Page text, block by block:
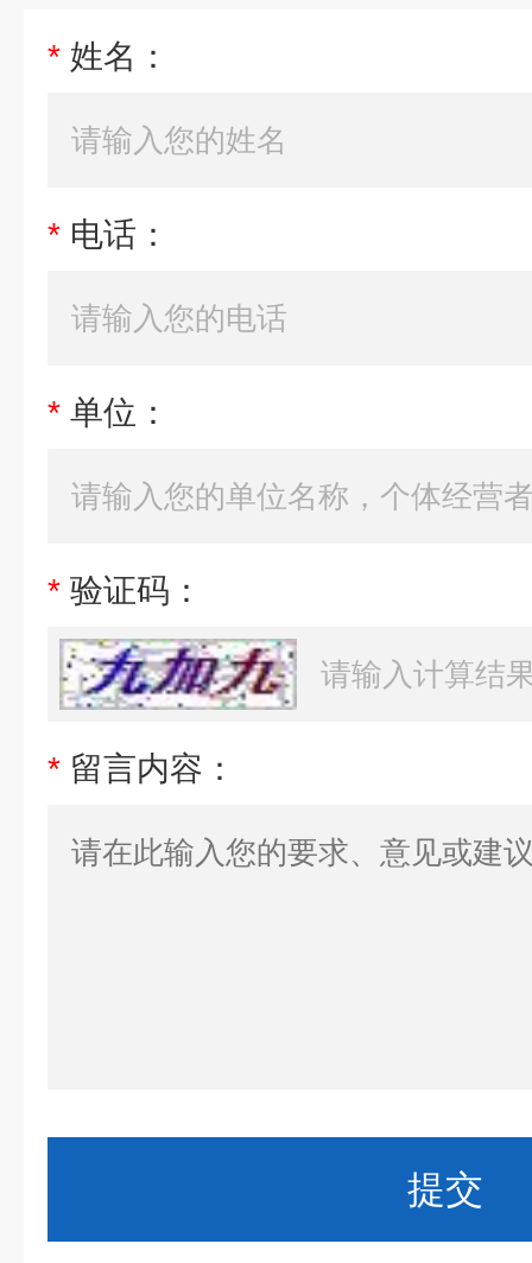
* 姓名：
* 电话：
* 单位：
* 验证码：
* 留言内容：